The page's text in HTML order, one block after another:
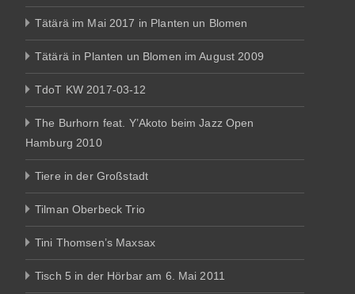
Tätärä im Mai 2017 in Planten un Blomen
Tätärä in Planten un Blomen im August 2009
TdoT KW 2017-03-12
The Burhorn feat. Y’Akoto beim Jazz Open
Hamburg 2010
Tiere in der Großstadt
Tilman Oberbeck Trio
Tini Thomsen’s Maxsax
Tisch 5 in der Hörbar am 6. Mai 2011